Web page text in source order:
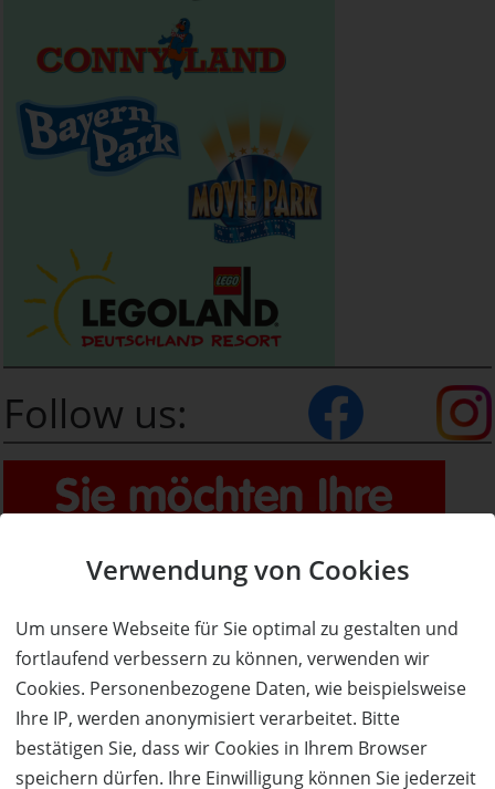
Verwendung von Cookies
Um unsere Webseite für Sie optimal zu gestalten und
fortlaufend verbessern zu können, verwenden wir
Cookies. Personenbezogene Daten, wie beispielsweise
Ihre IP, werden anonymisiert verarbeitet. Bitte
bestätigen Sie, dass wir Cookies in Ihrem Browser
speichern dürfen. Ihre Einwilligung können Sie jederzeit
Follow us: